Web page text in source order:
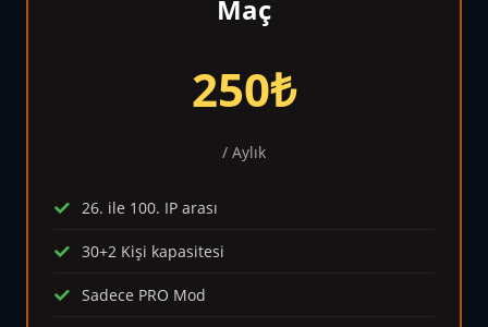
Maç
250₺
/ Aylık
26. ile 100. IP arası
30+2 Kişi kapasitesi
Sadece PRO Mod